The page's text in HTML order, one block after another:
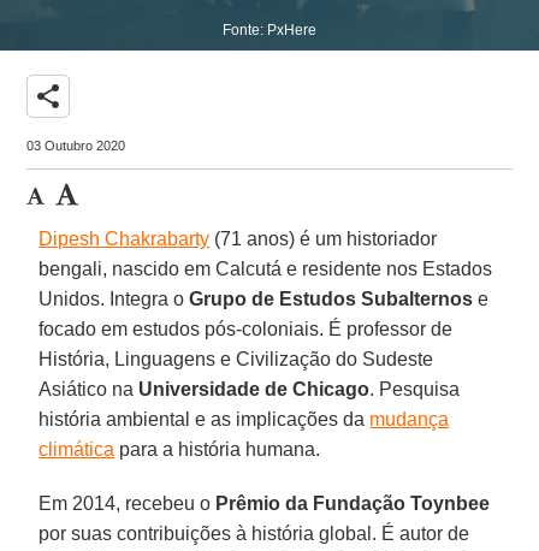
Fonte: PxHere
share
03 Outubro 2020
Dipesh Chakrabarty (71 anos) é um historiador
bengali, nascido em Calcutá e residente nos Estados
Unidos. Integra oGrupo de Estudos Subalternos e
focado em estudos pós-coloniais. É professor de
História, Linguagens e Civilização do Sudeste
Asiático na Universidade de Chicago. Pesquisa
história ambiental e as implicações da mudança
climática para a história humana.
Em 2014, recebeu o Prêmio da Fundação Toynbee
por suas contribuições à história global. É autor de